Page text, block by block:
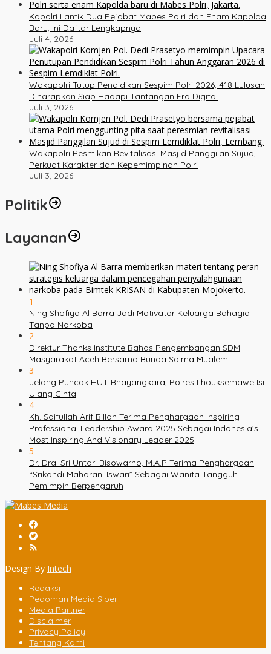
Kapolri Lantik Dua Pejabat Mabes Polri dan Enam Kapolda
Baru, Ini Daftar Lengkapnya
Juli 4, 2026
Wakapolri Tutup Pendidikan Sespim Polri 2026, 418 Lulusan
Diharapkan Siap Hadapi Tantangan Era Digital
Juli 3, 2026
Wakapolri Resmikan Revitalisasi Masjid Panggilan Sujud,
Perkuat Karakter dan Kepemimpinan Polri
Juli 3, 2026
Politik
Layanan
1
Ning Shofiya Al Barra Jadi Motivator Keluarga Bahagia
Tanpa Narkoba
2
Direktur Thanks Institute Bahas Pengembangan SDM
Masyarakat Aceh Bersama Bunda Salma Mualem
3
Jelang Puncak HUT Bhayangkara, Polres Lhouksemawe Isi
Ulang Cinta
4
Kh. Saifullah Arif Billah Terima Penghargaan Inspiring
Professional Leadership Award 2025 Sebagai Indonesia’s
Most Inspiring And Visionary Leader 2025
5
Dr. Dra. Sri Untari Bisowarno, M.A.P Terima Penghargaan
“Srikandi Maharani Iswari” Sebagai Wanita Tangguh
Pemimpin Berpengaruh
Design By Intech
Redaksi
Pedoman Media Siber
Media Partner
Disclaimer
Privacy Policy
Tentang Kami